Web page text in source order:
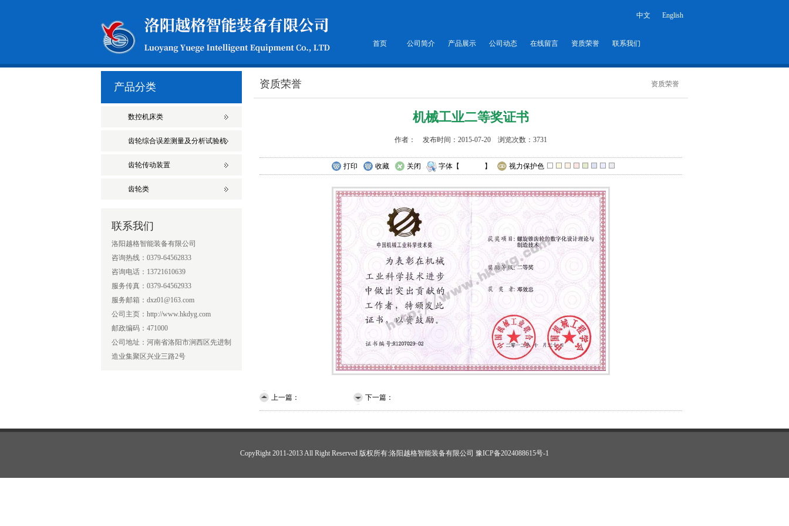
中文 English
首页 公司简介 产品展示 公司动态 在线留言 资质荣誉 联系我们
产品分类
数控机床类
齿轮综合误差测量及分析试验机
齿轮传动装置
齿轮类
联系我们
洛阳越格智能装备有限公司
咨询热线：0379-64562833
咨询电话：13721610639
服务传真：0379-64562933
服务邮箱：dxz01@163.com
公司主页：http://www.hkdyg.com
邮政编码：471000
公司地址：河南省洛阳市涧西区先进制
造业集聚区兴业三路2号
资质荣誉
资质荣誉
机械工业二等奖证书
作者： 发布时间：2015-07-20 浏览次数：3731
打印 收藏 关闭 字体【 】 视力保护色
上一篇： 下一篇：
CopyRight 2011-2013 All Right Reserved 版权所有:洛阳越格智能装备有限公司 豫ICP备2024088615号-1